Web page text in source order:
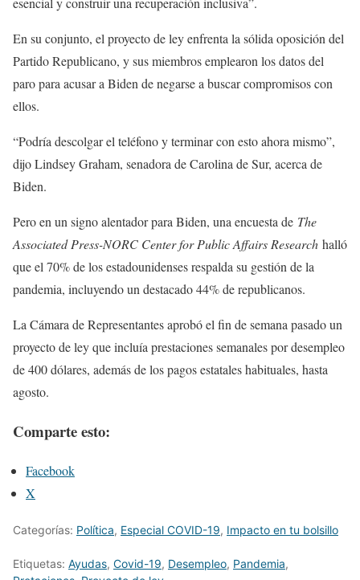
En su conjunto, el proyecto de ley enfrenta la sólida oposición del
Partido Republicano, y sus miembros emplearon los datos del
paro para acusar a Biden de negarse a buscar compromisos con
ellos.
“Podría descolgar el teléfono y terminar con esto ahora mismo”,
dijo Lindsey Graham, senadora de Carolina de Sur, acerca de
Biden.
Pero en un signo alentador para Biden, una encuesta de The
Associated Press-NORC Center for Public Affairs Research halló
que el 70% de los estadounidenses respalda su gestión de la
pandemia, incluyendo un destacado 44% de republicanos.
La Cámara de Representantes aprobó el fin de semana pasado un
proyecto de ley que incluía prestaciones semanales por desempleo
de 400 dólares, además de los pagos estatales habituales, hasta
agosto.
Comparte esto:
Facebook
X
Categorías: Política, Especial COVID-19, Impacto en tu bolsillo
Etiquetas: Ayudas, Covid-19, Desempleo, Pandemia,